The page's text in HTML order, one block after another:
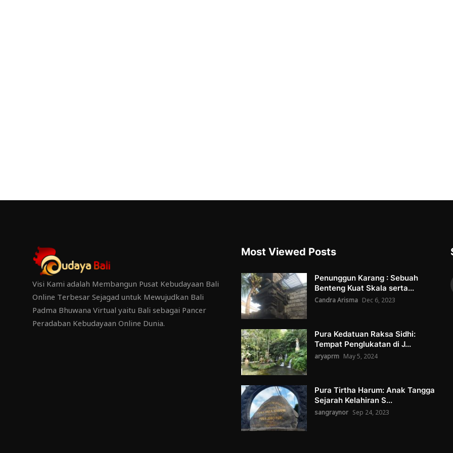
Visi Kami adalah Membangun Pusat Kebudayaan Bali
Online Terbesar Sejagad untuk Mewujudkan Bali
Padma Bhuwana Virtual yaitu Bali sebagai Pancer
Peradaban Kebudayaan Online Dunia.
Most Viewed Posts
Penunggun Karang : Sebuah
Benteng Kuat Skala serta...
Candra Arisma Dec 6, 2023
Pura Kedatuan Raksa Sidhi:
Tempat Penglukatan di J...
aryaprm May 5, 2024
Pura Tirtha Harum: Anak Tangga
Sejarah Kelahiran S...
sangraynor Sep 24, 2023